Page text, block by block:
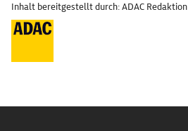
Inhalt bereitgestellt durch: ADAC Redaktion